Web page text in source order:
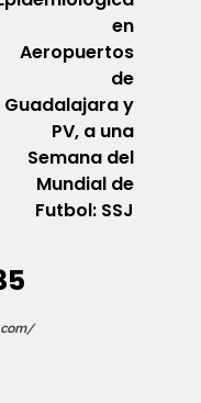
en
Aeropuertos
de
Guadalajara y
PV, a una
Semana del
Mundial de
Futbol: SSJ